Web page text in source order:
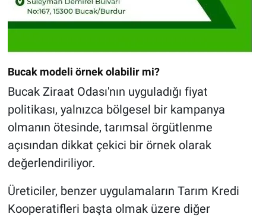
Bucak modeli örnek olabilir mi?
Bucak Ziraat Odası'nın uyguladığı fiyat
politikası, yalnızca bölgesel bir kampanya
olmanın ötesinde, tarımsal örgütlenme
açısından dikkat çekici bir örnek olarak
değerlendiriliyor.
Üreticiler, benzer uygulamaların Tarım Kredi
Kooperatifleri başta olmak üzere diğer